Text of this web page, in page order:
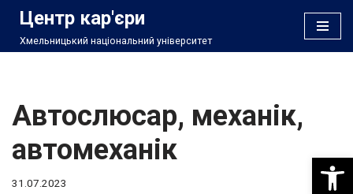
Перейти
Центр кар'єри
Хмельницький національний університет
Автослюсар, механік,
автомеханік
31.07.2023